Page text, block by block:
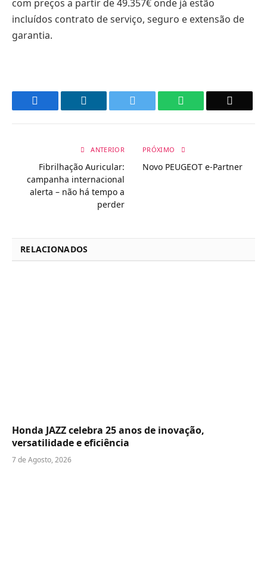
com preços a partir de 49.357€ onde já estão
incluídos contrato de serviço, seguro e extensão de
garantia.
WhatsApp
ANTERIOR
Fibrilhação Auricular:
campanha internacional
alerta – não há tempo a
perder
PRÓXIMO
Novo PEUGEOT e-Partner
RELACIONADOS
Honda JAZZ celebra 25 anos de inovação,
versatilidade e eficiência
7 de Agosto, 2026